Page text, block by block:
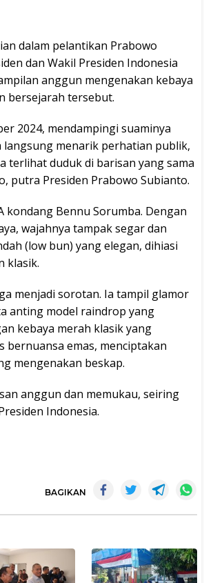
dalam pelantikan Prabowo
dan Wakil Presiden Indonesia
anggun mengenakan kebaya
bersejarah tersebut.
2024, mendampingi suaminya
langsung menarik perhatian publik,
terlihat duduk di barisan yang sama
putra Presiden Prabowo Subianto.
kondang Bennu Sorumba. Dengan
wajahnya tampak segar dan
(low bun) yang elegan, dihiasi
klasik.
menjadi sorotan. Ia tampil glamor
anting model raindrop yang
kebaya merah klasik yang
bernuansa emas, menciptakan
mengenakan beskap.
anggun dan memukau, seiring
Indonesia.
BAGIKAN